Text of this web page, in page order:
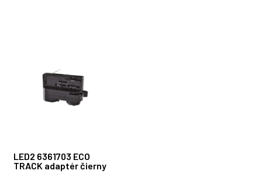
LED2 6361703 ECO
TRACK adaptér čierny